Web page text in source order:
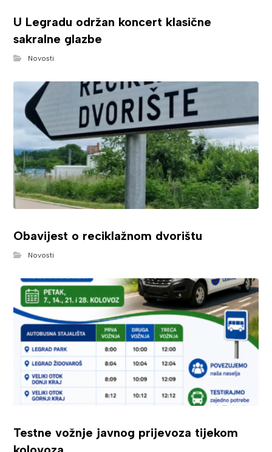
U Legradu održan koncert klasične
sakralne glazbe
Novosti
Obavijest o reciklažnom dvorištu
Novosti
Testne vožnje javnog prijevoza tijekom